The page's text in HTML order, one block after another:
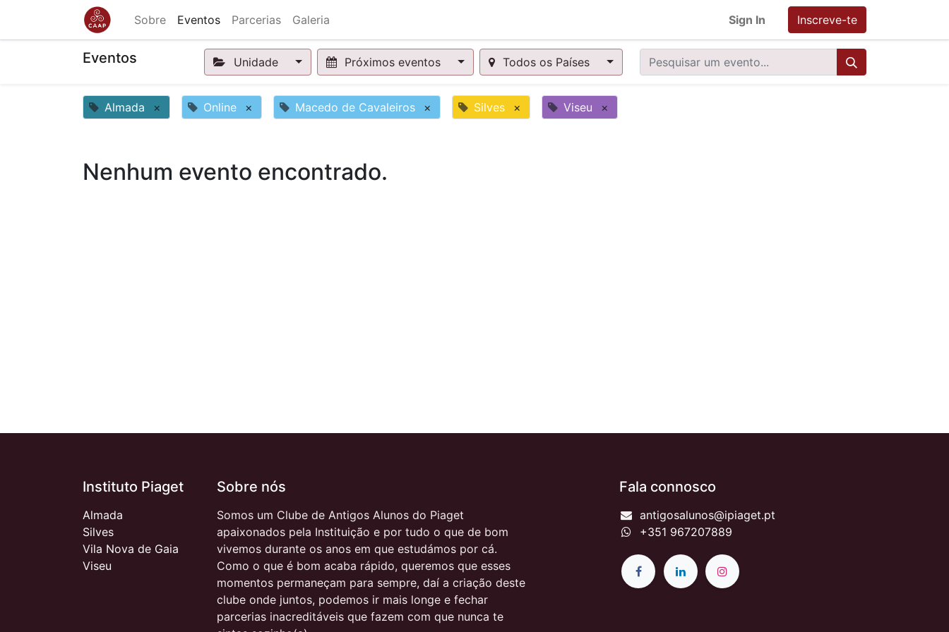
Sobre Eventos Parcerias Galeria Sign In Inscreve-te
Eventos Unidade Próximos eventos Todos os Países
Almada × Online × Macedo de Cavaleiros × Silves × Viseu ×
Nenhum evento encontrado.
Instituto Piaget
Almada
Silves
Vila Nova de Gaia
Viseu
Sobre nós
Somos um Clube de Antigos Alunos do Piaget
apaixonados pela Instituição e por tudo o que de bom
vivemos durante os anos em que estudámos por cá.
Como o que é bom acaba rápido, queremos que esses
momentos permaneçam para sempre, daí a criação deste
clube onde juntos, podemos ir mais longe e fechar
parcerias inacreditáveis que fazem com que nunca te
Fala connosco
antigosalunos@ipiaget.pt
+351 967207889